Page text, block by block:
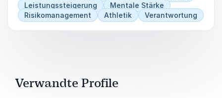
Leistungssteigerung
Mentale Stärke
Risikomanagement
Athletik Verantwortung
Verwandte Profile